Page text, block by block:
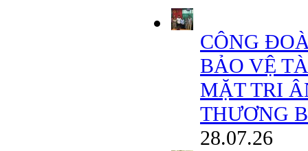
CÔNG
BẢO VỆ
MẶT TRI
THƯƠNG
28.07.26